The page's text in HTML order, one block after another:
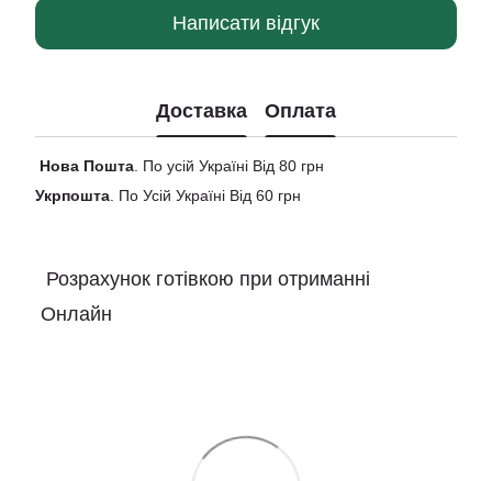
Написати відгук
Доставка Оплата
Нова Пошта . По усій Україні Від 80 грн
Укрпошта . По Усій Україні Від 60 грн
Розрахунок готівкою при отриманні
Онлайн